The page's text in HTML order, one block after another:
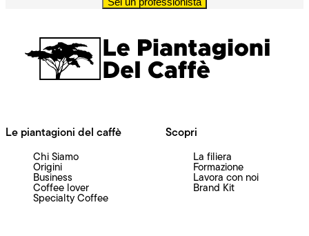
Le piantagioni del caffè
Chi Siamo
Origini
Business
Coffee lover
Specialty Coffee
Scopri
La filiera
Formazione
Lavora con noi
Brand Kit